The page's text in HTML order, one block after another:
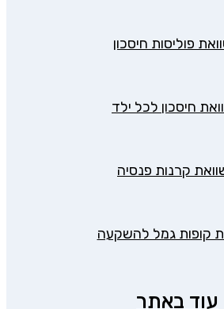
פוליסות חיסכון
חיסכון לכל ילד
קרנות פנסיה
קופות גמל להשקעה
עוד באתר